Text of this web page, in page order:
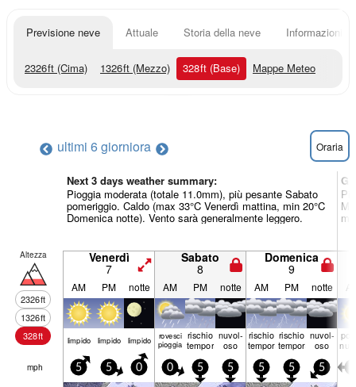
Previsione neve Attuale Storia della neve Informazioni
2326ft (Cima) 1326ft (Mezzo) 328ft (Base) Mappe Meteo
ultimi 6 giorniora Oraria
Next 3 days weather summary:
Pioggia moderata (totale 11.0mm), più pesante Sabato
pomeriggio. Caldo (max 33°C Venerdì mattina, min 20°C
Domenica notte). Vento sarà generalmente leggero.
Altezza
2326ft
1326ft
328ft
Venerdì
7
Sabato
8
Domenica
9
AM PM notte AM PM notte AM PM notte
limp­ido limp­ido limp­ido rovesci
pioggia
rischio
temporale
nuvol-
oso
rischio
temporale
rischio
temporale
nuvol-
oso
mph 5 5 0 0 5 5 5 5 5